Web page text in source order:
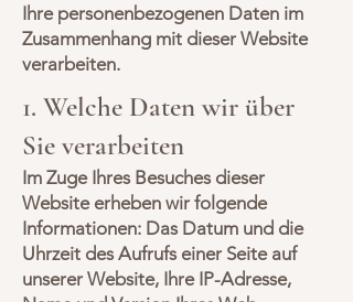
Ihre personenbezogenen Daten im
Zusammenhang mit dieser Website
verarbeiten.
1. Welche Daten wir über
Sie verarbeiten
Im Zuge Ihres Besuches dieser
Website erheben wir folgende
Informationen: Das Datum und die
Uhrzeit des Aufrufs einer Seite auf
unserer Website, Ihre IP-Adresse,